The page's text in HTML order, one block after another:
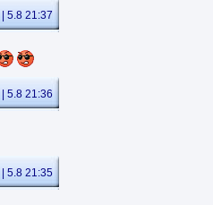
| 5.8 21:37
| 5.8 21:36
| 5.8 21:35